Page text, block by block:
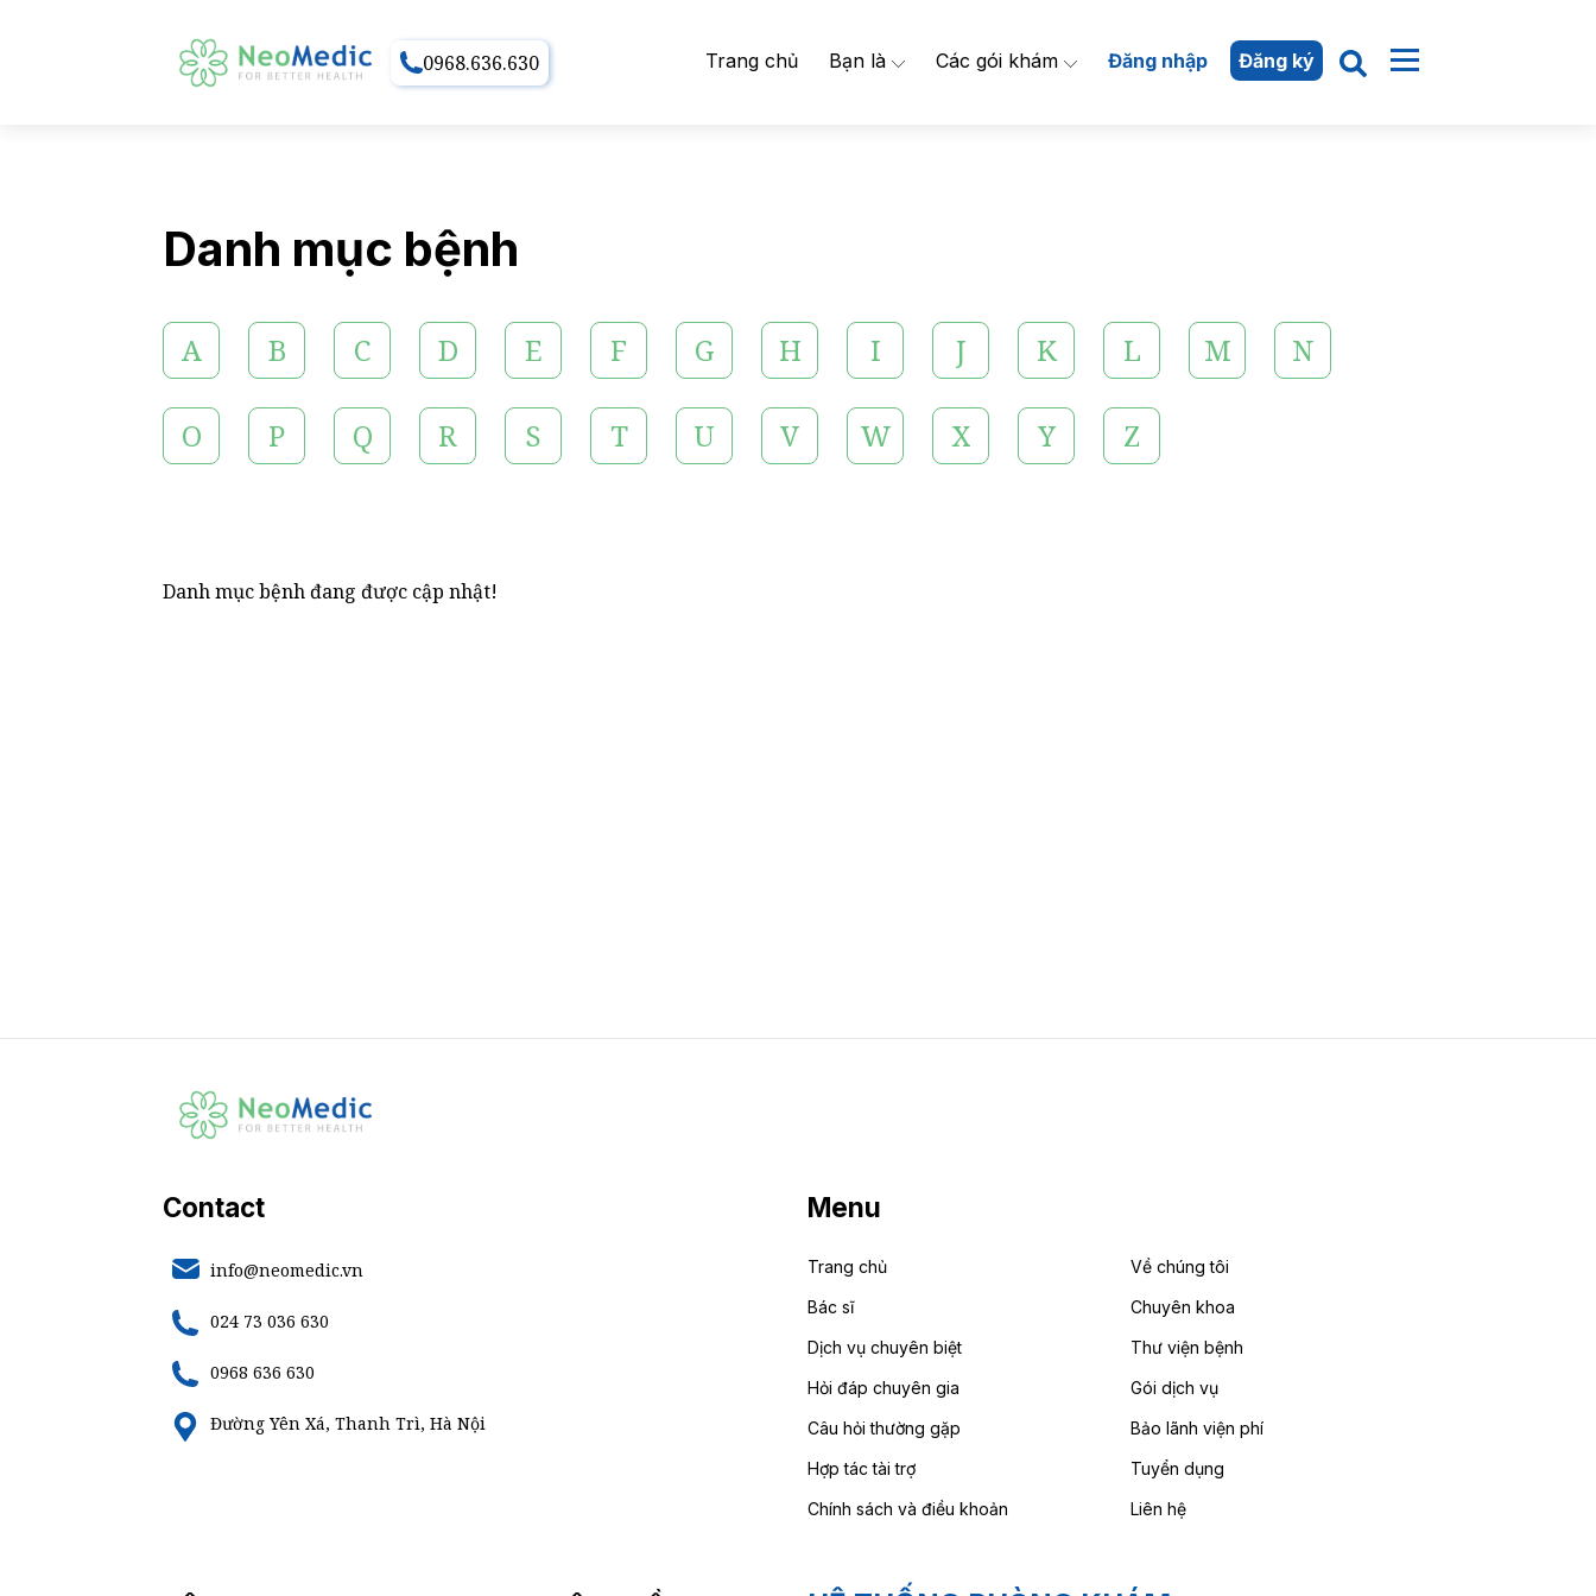
0968.636.630 Trang chủ Bạn là Các gói khám Đăng nhập Đăng ký
Danh mục bệnh
A B C D E F G H I J K L M N
O P Q R S T U V W X Y Z
Danh mục bệnh đang được cập nhật!
Contact
info@neomedic.vn
024 73 036 630
0968 636 630
Đường Yên Xá, Thanh Trì, Hà Nội
Menu
Trang chủ
Về chúng tôi
Bác sĩ
Chuyên khoa
Dịch vụ chuyên biệt
Thư viện bệnh
Hỏi đáp chuyên gia
Gói dịch vụ
Câu hỏi thường gặp
Bảo lãnh viện phí
Hợp tác tài trợ
Tuyển dụng
Chính sách và điều khoản
Liên hệ